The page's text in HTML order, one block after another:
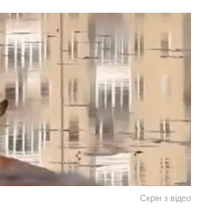
Скрін з відео